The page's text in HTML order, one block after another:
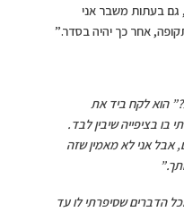
גם בעתות משבר אני
אחר כך יהיה בסדר.”
הוא לקח ביד את
בציפייה שיבין לבד.
אבל אני לא מאמין שזה
הדברים שסיפרתי לו עד